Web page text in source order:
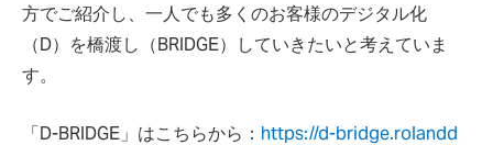
方でご紹介し、一人でも多くのお客様のデジタル化
（D）を橋渡し（BRIDGE）していきたいと考えていま
す。
「D-BRIDGE」はこちらから： https://d-bridge.rolandd